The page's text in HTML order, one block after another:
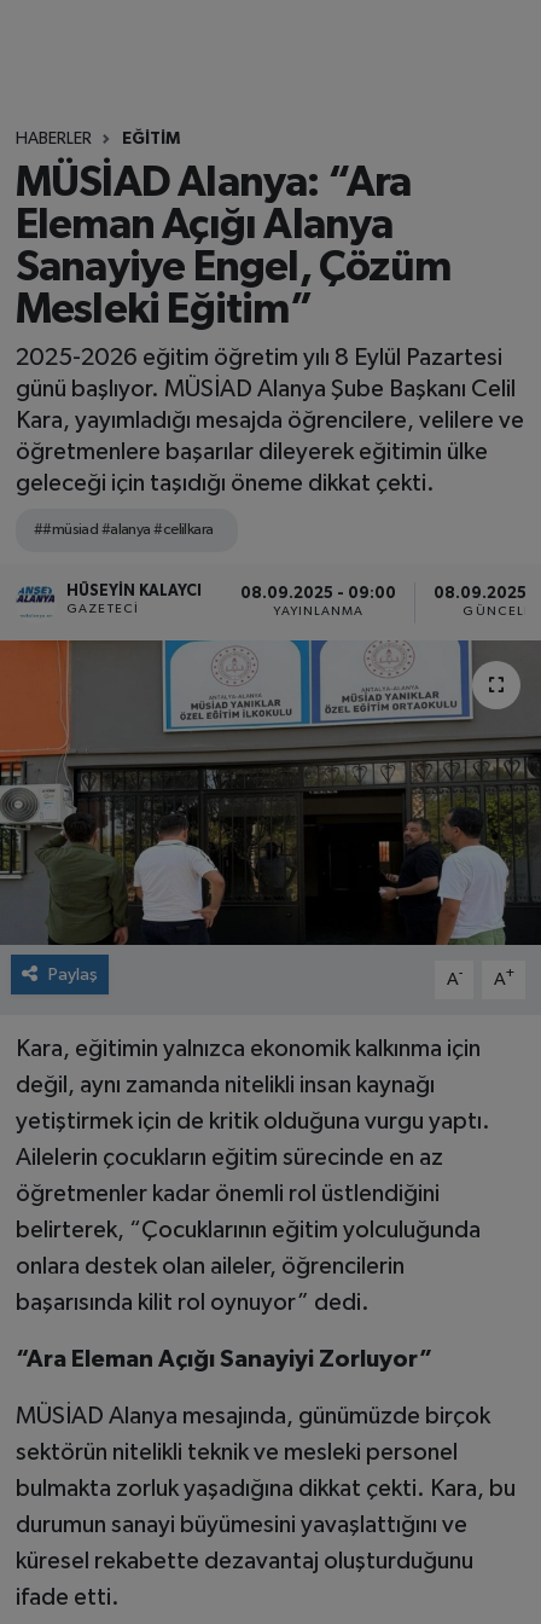
HABERLER EĞİTİM
MÜSİAD Alanya: “Ara
Eleman Açığı Alanya
Sanayiye Engel, Çözüm
Mesleki Eğitim”
2025-2026 eğitim öğretim yılı 8 Eylül Pazartesi
günü başlıyor. MÜSİAD Alanya Şube Başkanı Celil
Kara, yayımladığı mesajda öğrencilere, velilere ve
öğretmenlere başarılar dileyerek eğitimin ülke
geleceği için taşıdığı öneme dikkat çekti.
##müsiad #alanya #celilkara
HÜSEYIN KALAYCI
GAZETECI
08.09.2025 - 09:00
YAYINLANMA
08.09.2025
Paylaş A- A+
Kara, eğitimin yalnızca ekonomik kalkınma için
değil, aynı zamanda nitelikli insan kaynağı
yetiştirmek için de kritik olduğuna vurgu yaptı.
Ailelerin çocukların eğitim sürecinde en az
öğretmenler kadar önemli rol üstlendiğini
belirterek, “Çocuklarının eğitim yolculuğunda
onlara destek olan aileler, öğrencilerin
başarısında kilit rol oynuyor” dedi.
“Ara Eleman Açığı Sanayiyi Zorluyor”
MÜSİAD Alanya mesajında, günümüzde birçok
sektörün nitelikli teknik ve mesleki personel
bulmakta zorluk yaşadığına dikkat çekti. Kara, bu
durumun sanayi büyümesini yavaşlattığını ve
küresel rekabette dezavantaj oluşturduğunu
ifade etti.